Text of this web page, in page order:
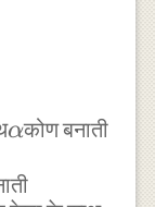
\left(
\alpha }
\alpha
αकोण बनाती